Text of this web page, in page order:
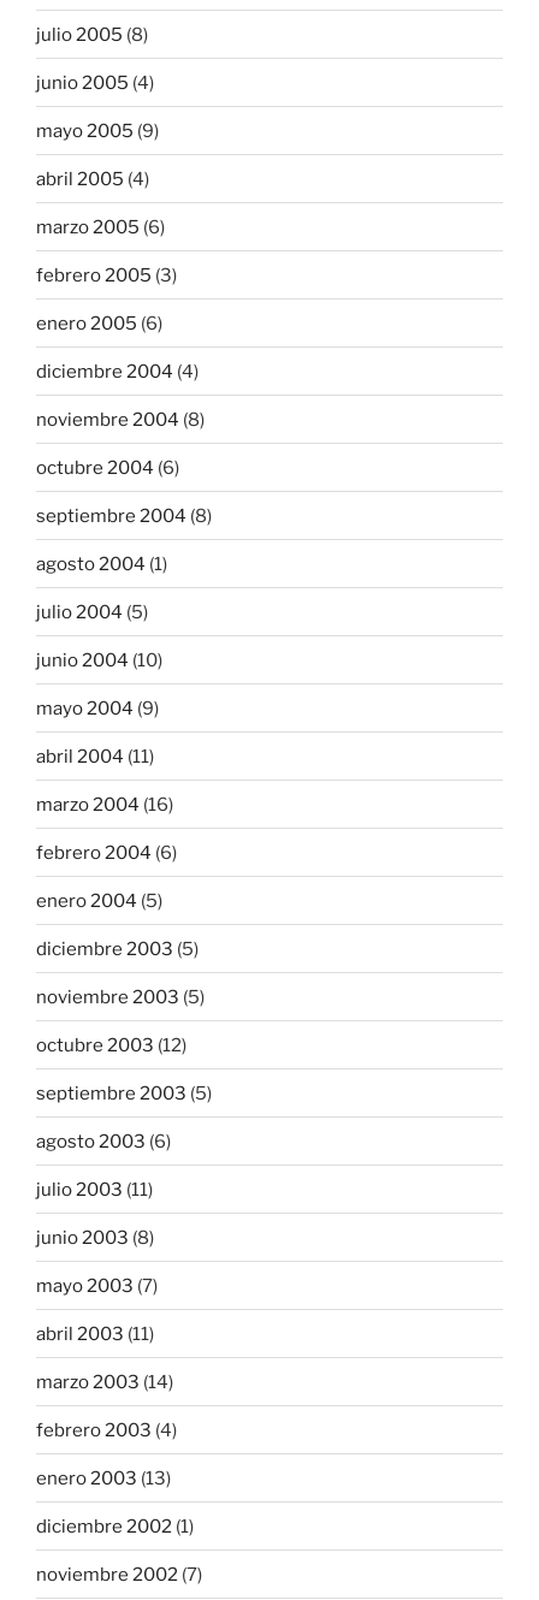
julio 2005 (8)
junio 2005 (4)
mayo 2005 (9)
abril 2005 (4)
marzo 2005 (6)
febrero 2005 (3)
enero 2005 (6)
diciembre 2004 (4)
noviembre 2004 (8)
octubre 2004 (6)
septiembre 2004 (8)
agosto 2004 (1)
julio 2004 (5)
junio 2004 (10)
mayo 2004 (9)
abril 2004 (11)
marzo 2004 (16)
febrero 2004 (6)
enero 2004 (5)
diciembre 2003 (5)
noviembre 2003 (5)
octubre 2003 (12)
septiembre 2003 (5)
agosto 2003 (6)
julio 2003 (11)
junio 2003 (8)
mayo 2003 (7)
abril 2003 (11)
marzo 2003 (14)
febrero 2003 (4)
enero 2003 (13)
diciembre 2002 (1)
noviembre 2002 (7)